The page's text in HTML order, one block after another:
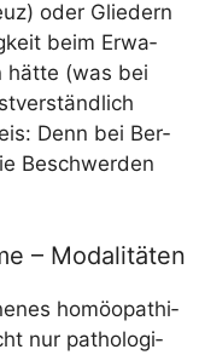
oder Glie­dern
beim Erwa­
hät­te (was bei
Denn bei Ber­
Beschwer­den
– Modalitäten
homöo­pa­thi­
nur patho­lo­gi­